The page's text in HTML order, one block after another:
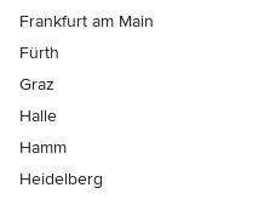
Frankfurt am Main
Fürth
Graz
Halle
Hamm
Heidelberg